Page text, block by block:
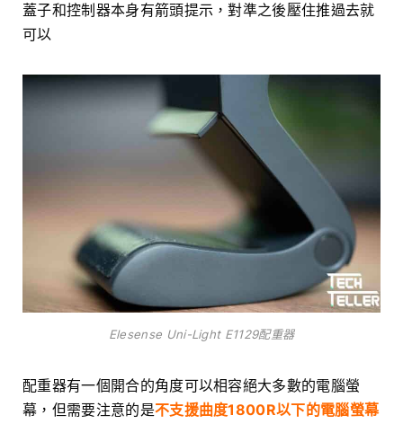
蓋子和控制器本身有箭頭提示，對準之後壓住推過去就
可以
Elesense Uni-Light E1129配重器
配重器有一個開合的角度可以相容絕大多數的電腦螢
幕，但需要注意的是不支援曲度1800R以下的電腦螢幕